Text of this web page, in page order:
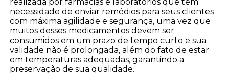
necessidade de enviar remédios para seus clientes
com máxima agilidade e segurança, uma vez que
muitos desses medicamentos devem ser
consumidos em um prazo de tempo curto e sua
validade não é prolongada, além do fato de estar
em temperaturas adequadas, garantindo a
preservação de sua qualidade.